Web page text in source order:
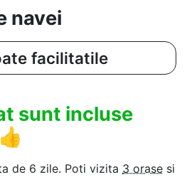
navei
facilitatile
sunt incluse
👍
de 6 zile. Poti vizita 3 orase si